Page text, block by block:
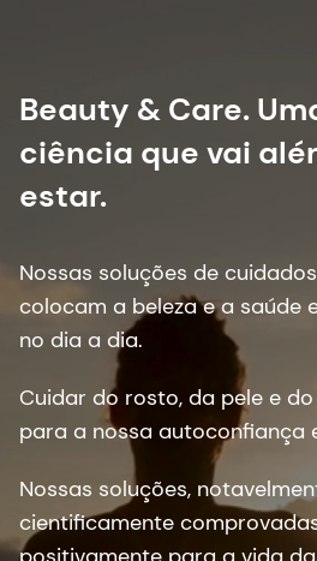
Beauty & Care.
ciência que vai
estar.
Nossas soluções de
colocam a beleza e a saúde
no dia a dia. ​
Cuidar do rosto, da pele e
para a nossa autoconfiança
Nossas soluções,
cientificamente